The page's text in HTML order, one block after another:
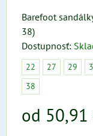
Barefoot
38)
Dostupnosť:
22 27 29
38
od 50,91